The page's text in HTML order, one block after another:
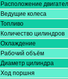
Расположение
Ведущие колеса
Топливо
Количество цилиндров
Охлаждение
Рабочий объём
Диаметр цилиндра
Ход поршня